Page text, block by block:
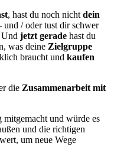
, hast du noch nicht dein
und / oder tust dir schwer
jetzt gerade hast du
was deine Zielgruppe
braucht und kaufen
die Zusammenarbeit mit
mitgemacht und würde es
und die richtigen
um neue Wege